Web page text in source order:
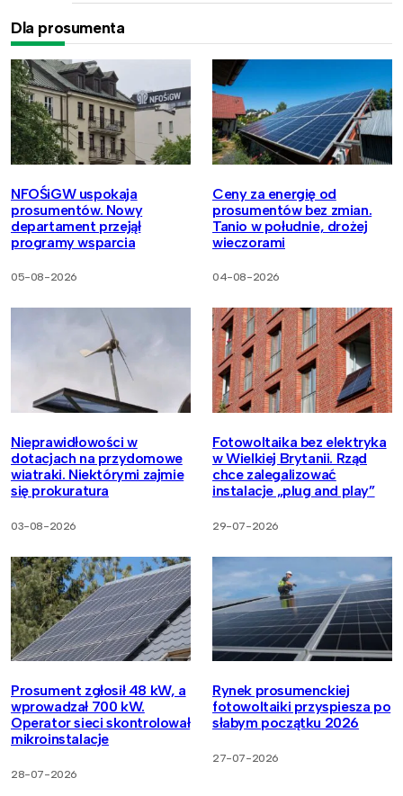
Dla prosumenta
NFOŚiGW uspokaja
prosumentów. Nowy
departament przejął
programy wsparcia
05-08-2026
Ceny za energię od
prosumentów bez zmian.
Tanio w południe, drożej
wieczorami
04-08-2026
Nieprawidłowości w
dotacjach na przydomowe
wiatraki. Niektórymi zajmie
się prokuratura
03-08-2026
Fotowoltaika bez elektryka
w Wielkiej Brytanii. Rząd
chce zalegalizować
instalacje „plug and play”
29-07-2026
Prosument zgłosił 48 kW, a
wprowadzał 700 kW.
Operator sieci skontrolował
mikroinstalacje
28-07-2026
Rynek prosumenckiej
fotowoltaiki przyspiesza po
słabym początku 2026
27-07-2026